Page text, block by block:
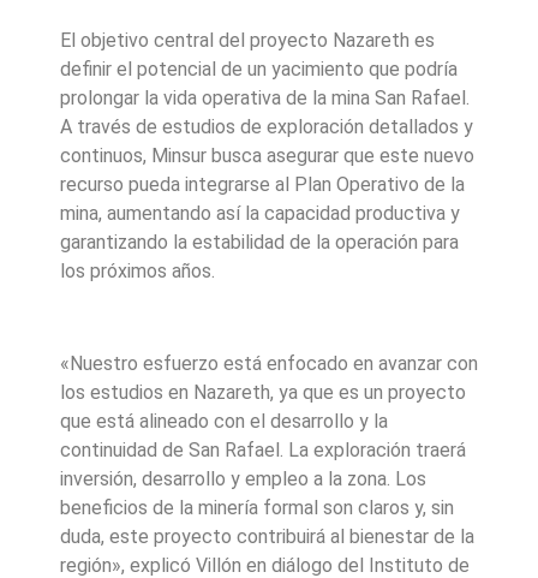
El objetivo central del proyecto Nazareth es
definir el potencial de un yacimiento que podría
prolongar la vida operativa de la mina San Rafael.
A través de estudios de exploración detallados y
continuos, Minsur busca asegurar que este nuevo
recurso pueda integrarse al Plan Operativo de la
mina, aumentando así la capacidad productiva y
garantizando la estabilidad de la operación para
los próximos años.
«Nuestro esfuerzo está enfocado en avanzar con
los estudios en Nazareth, ya que es un proyecto
que está alineado con el desarrollo y la
continuidad de San Rafael. La exploración traerá
inversión, desarrollo y empleo a la zona. Los
beneficios de la minería formal son claros y, sin
duda, este proyecto contribuirá al bienestar de la
región», explicó Villón en diálogo del Instituto de